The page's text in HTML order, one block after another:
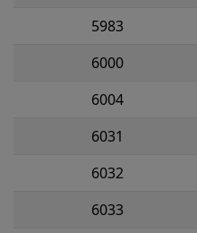
5983
6000
6004
6031
6032
6033